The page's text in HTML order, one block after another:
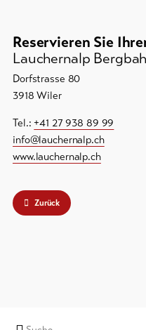
Reservieren Sie
Lauchernalp
Dorfstrasse 80
3918 Wiler
Tel.: +41 27 938 89 99
info@lauchernalp.ch
www.lauchernalp.ch
Zurück